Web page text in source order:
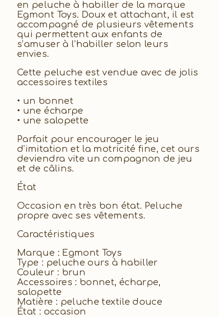
en peluche à habiller de la marque
Egmont Toys. Doux et attachant, il est
accompagné de plusieurs vêtements
qui permettent aux enfants de
s’amuser à l’habiller selon leurs
envies.
Cette peluche est vendue avec de jolis
accessoires textiles
• un bonnet
• une écharpe
• une salopette
Parfait pour encourager le jeu
d’imitation et la motricité fine, cet ours
deviendra vite un compagnon de jeu
et de câlins.
État
Occasion en très bon état. Peluche
propre avec ses vêtements.
Caractéristiques
Marque : Egmont Toys
Type : peluche ours à habiller
Couleur : brun
Accessoires : bonnet, écharpe,
salopette
Matière : peluche textile douce
État : occasion